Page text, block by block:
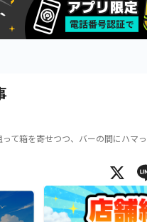
て箱を寄せつつ、バーの間にハマ
X